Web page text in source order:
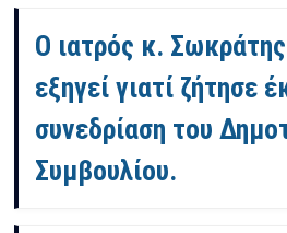
Ο ιατρός κ.
εξηγεί γιατί ζήτησε
συνεδρίαση του
Συμβουλίου.